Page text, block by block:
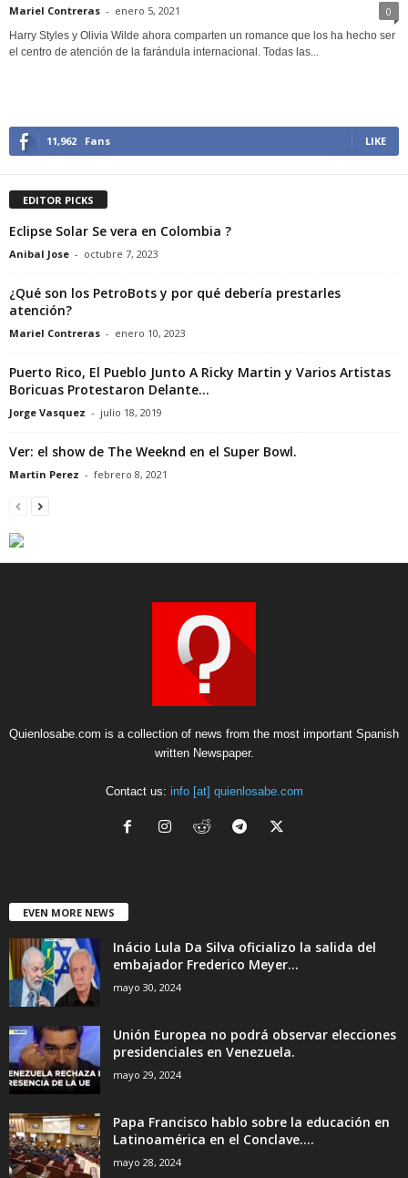
Mariel Contreras - enero 5, 2021 0
Harry Styles y Olivia Wilde ahora comparten un romance que los ha hecho ser
el centro de atención de la farándula internacional. Todas las...
11,962 Fans LIKE
EDITOR PICKS
Eclipse Solar Se vera en Colombia ?
Anibal Jose - octubre 7, 2023
¿Qué son los PetroBots y por qué debería prestarles
atención?
Mariel Contreras - enero 10, 2023
Puerto Rico, El Pueblo Junto A Ricky Martin y Varios Artistas
Boricuas Protestaron Delante...
Jorge Vasquez - julio 18, 2019
Ver: el show de The Weeknd en el Super Bowl.
Martin Perez - febrero 8, 2021
Quienlosabe.com is a collection of news from the most important Spanish
written Newspaper.
Contact us: info [at] quienlosabe.com
EVEN MORE NEWS
Inácio Lula Da Silva oficializo la salida del
embajador Frederico Meyer...
mayo 30, 2024
Unión Europea no podrá observar elecciones
presidenciales en Venezuela.
mayo 29, 2024
Papa Francisco hablo sobre la educación en
Latinoamérica en el Conclave....
mayo 28, 2024